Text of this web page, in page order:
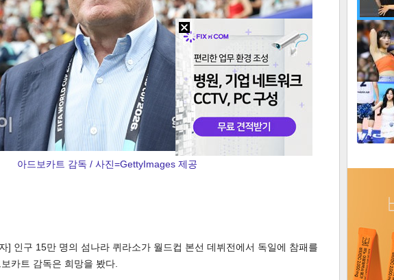
url 복
아드보카트 감독 / 사진=GettyImages 제공
] 인구 15만 명의 섬나라 퀴라소가 월드컵 본선 데뷔전에서 독일에 참패를
카트 감독은 희망을 봤다.
많이 본
연예
2
인기포토